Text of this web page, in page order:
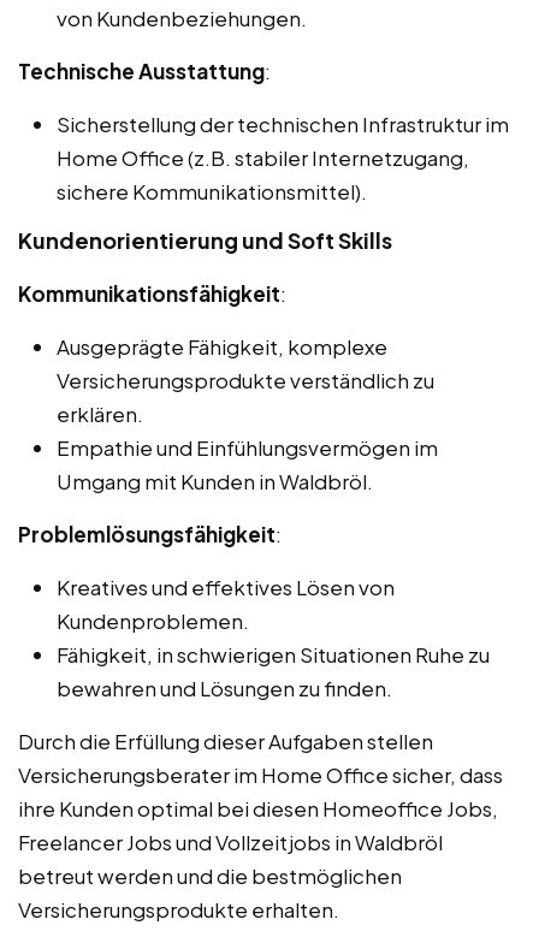
von Kundenbeziehungen.
Technische Ausstattung:
Sicherstellung der technischen Infrastruktur im
Home Office (z.B. stabiler Internetzugang,
sichere Kommunikationsmittel).
Kundenorientierung und Soft Skills
Kommunikationsfähigkeit:
Ausgeprägte Fähigkeit, komplexe
Versicherungsprodukte verständlich zu
erklären.
Empathie und Einfühlungsvermögen im
Umgang mit Kunden in Waldbröl.
Problemlösungsfähigkeit:
Kreatives und effektives Lösen von
Kundenproblemen.
Fähigkeit, in schwierigen Situationen Ruhe zu
bewahren und Lösungen zu finden.
Durch die Erfüllung dieser Aufgaben stellen
Versicherungsberater im Home Office sicher, dass
ihre Kunden optimal bei diesen Homeoffice Jobs,
Freelancer Jobs und Vollzeitjobs in Waldbröl
betreut werden und die bestmöglichen
Versicherungsprodukte erhalten.